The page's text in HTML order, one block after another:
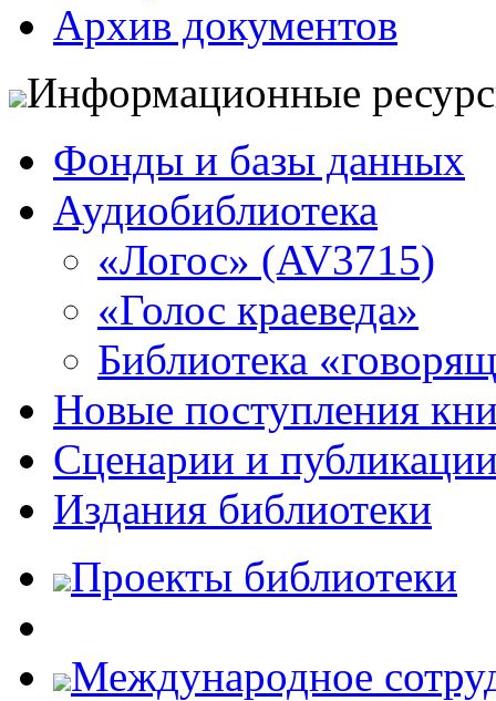
Архив документов
Информационные
Фонды и базы данных
Аудиобиблиотека
«Логос» (AV3715)
«Голос краеведа»
Библиотека
Новые поступления
Сценарии и
Издания библиотеки
Проекты библиотеки
Международное